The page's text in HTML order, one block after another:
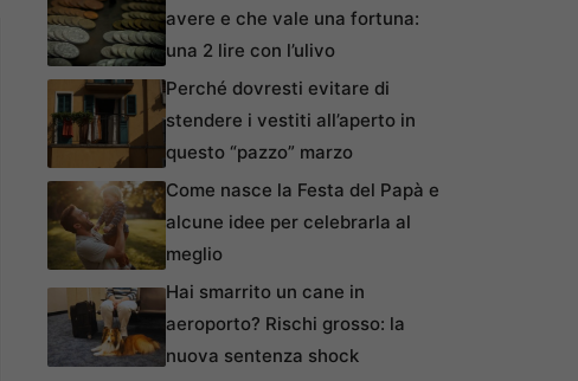
avere e che vale una fortuna:
una 2 lire con l’ulivo
Perché dovresti evitare di
stendere i vestiti all’aperto in
questo “pazzo” marzo
Come nasce la Festa del Papà e
alcune idee per celebrarla al
meglio
Hai smarrito un cane in
aeroporto? Rischi grosso: la
nuova sentenza shock